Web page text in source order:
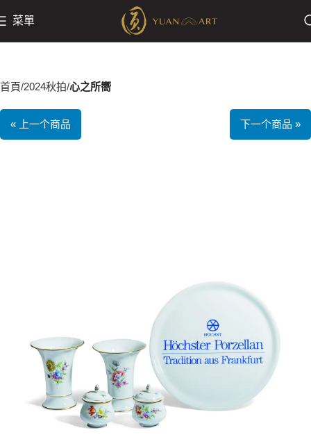
菜單
首頁 2024秋拍 心之所嚮
« 上一个商品 下一个商品 »